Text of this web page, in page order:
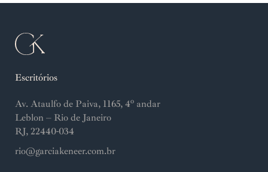
Escritórios
Av. Ataulfo de Paiva, 1165, 4º andar
Leblon – Rio de Janeiro
RJ, 22440-034
rio@garciakeneer.com.br